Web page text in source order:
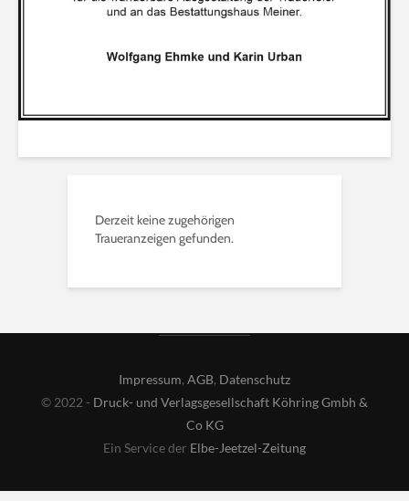
Derzeit keine zugehörigen
Traueranzeigen gefunden.
Impressum, AGB, Datenschutz
© 2022 - Druck- und Verlagsgesellschaft Köhring Gmbh &
Co KG
Ein Service der Elbe-Jeetzel-Zeitung